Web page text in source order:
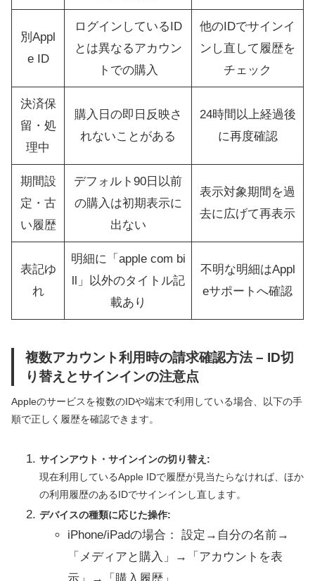
別Appl
e ID
ログインしているID
とは異なるアカウン
トでの購入
他のIDでサインイ
ンし直して履歴を
チェック
決済保
留・処
理中
購入日の即日反映さ
れないことがある
24時間以上経過後
に再度確認
期間設
定・古
い履歴
デフォルト90日以前
の購入は初期表示に
出ない
表示対象期間を過
去に広げて再表示
表記ゆ
れ
明細に「apple com bi
ll」以外のタイトル記
載あり
不明な明細はAppl
eサポートへ確認
複数アカウント利用時の請求確認方法 – ID切
り替えとサインインの注意点
Appleのサービスを複数のIDや端末で利用している場合、以下の手
順で正しく履歴を確認できます。
サインアウト・サインインの切り替え:
現在利用しているApple IDで履歴が見当たらなければ、ほか
の利用履歴のあるIDでサインインし直します。
デバイスの種類に応じた操作:
iPhone/iPadの場合： 設定→自分の名前→
「メディアと購入」→「アカウントを表
示」→「購入履歴」